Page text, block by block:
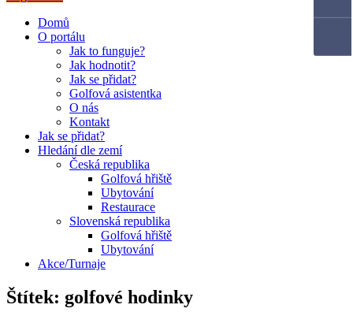
Domů
O portálu
Jak to funguje?
Jak hodnotit?
Jak se přidat?
Golfová asistentka
O nás
Kontakt
Jak se přidat?
Hledání dle zemí
Česká republika
Golfová hřiště
Ubytování
Restaurace
Slovenská republika
Golfová hřiště
Ubytování
Akce/Turnaje
Štítek: golfové hodinky